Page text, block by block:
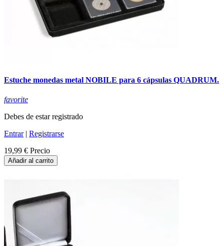
Estuche monedas metal NOBILE para 6 cápsulas QUADRUM.
favorite
Debes de estar registrado
Entrar| Registrarse
19,99 € Precio
Añadir al carrito